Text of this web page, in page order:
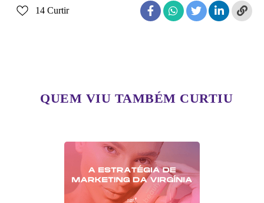
14 Curtir
QUEM VIU TAMBÉM CURTIU